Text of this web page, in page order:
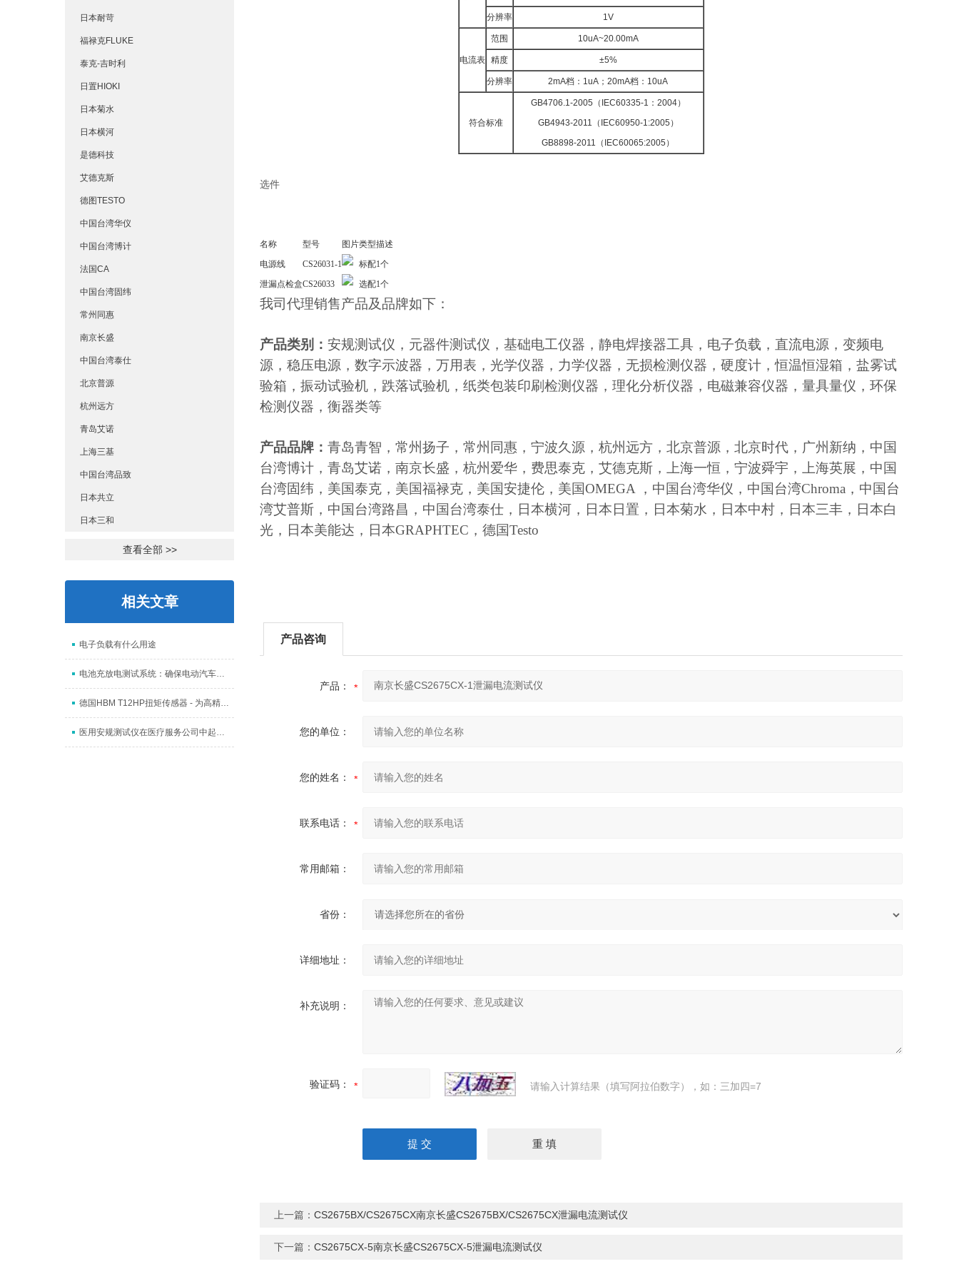
日本耐苛
福禄克FLUKE
泰克-吉时利
日置HIOKI
日本菊水
日本横河
是德科技
艾德克斯
德图TESTO
中国台湾华仪
中国台湾博计
法国CA
中国台湾固纬
常州同惠
南京长盛
中国台湾泰仕
北京普源
杭州远方
青岛艾诺
上海三基
中国台湾品致
日本共立
日本三和
查看全部 >>
相关文章
电子负载有什么用途
电池充放电测试系统：确保电动汽车续航能力的关键
德国HBM T12HP扭矩传感器 - 为高精度扭矩测量设定标
医用安规测试仪在医疗服务公司中起着什么样的作用？
分辨率 1V
电流表
范围 10uA~20.00mA
精度 ±5%
分辨率 2mA档：1uA；20mA档：10uA
符合标准
GB4706.1-2005（IEC60335-1：2004）
GB4943-2011（IEC60950-1:2005）
GB8898-2011（IEC60065:2005）
选件
名称 型号 图片类型描述
电源线
CS26031-1 标配1个
泄漏点检盒CS26033 选配1个
我司代理销售产品及品牌如下：
产品类别： 安规测试仪，元器件测试仪，基础电工仪器，静电焊接器工具，电子负载，直流电源，变频电
源，稳压电源，数字示波器，万用表，光学仪器，力学仪器，无损检测仪器，硬度计，恒温恒湿箱，盐雾试
验箱，振动试验机，跌落试验机，纸类包装印刷检测仪器，理化分析仪器，电磁兼容仪器，量具量仪，环保
检测仪器，衡器类等
产品品牌： 青岛青智，常州扬子，常州同惠，宁波久源，杭州远方，北京普源，北京时代，广州新纳，中国
台湾博计，青岛艾诺，南京长盛，杭州爱华，费思泰克，艾德克斯，上海一恒，宁波舜宇，上海英展，中国
台湾固纬，美国泰克，美国福禄克，美国安捷伦，美国OMEGA ，中国台湾华仪，中国台湾Chroma，中国台
湾艾普斯，中国台湾路昌，中国台湾泰仕，日本横河，日本日置，日本菊水，日本中村，日本三丰，日本白
光，日本美能达，日本GRAPHTEC，德国Testo
产品咨询
产品：
您的单位：
您的姓名：
联系电话：
常用邮箱：
省份：
详细地址：
补充说明：
验证码： 请输入计算结果（填写阿拉伯数字），如：三加四=7
上一篇： CS2675BX/CS2675CX南京长盛CS2675BX/CS2675CX泄漏电流测试仪
下一篇： CS2675CX-5南京长盛CS2675CX-5泄漏电流测试仪